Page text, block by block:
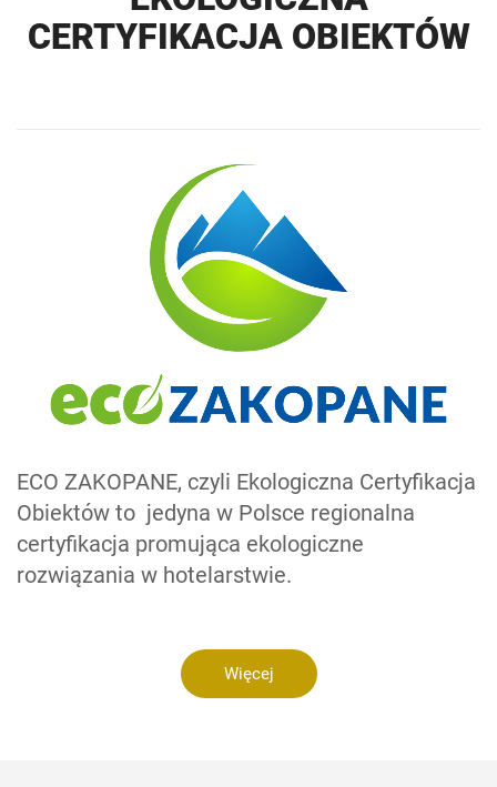
CERTYFIKACJA OBIEKTÓW
ECO ZAKOPANE, czyli Ekologiczna Certyfikacja
Obiektów to jedyna w Polsce regionalna
certyfikacja promująca ekologiczne
rozwiązania w hotelarstwie.
Więcej